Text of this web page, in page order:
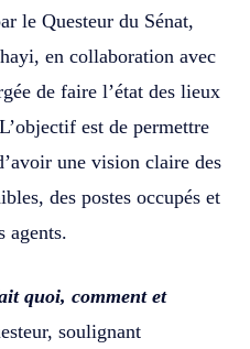
le Questeur du Sénat,
en collaboration avec
de faire l’état des lieux
est de permettre
une vision claire des
des postes occupés et
agents.
quoi, comment et
soulignant